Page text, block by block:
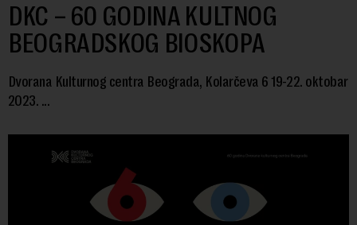
DKC – 60 GODINA KULTNOG
BEOGRADSKOG BIOSKOPA
Dvorana Kulturnog centra Beograda, Kolarčeva 6 19-22. oktobar
2023. ...